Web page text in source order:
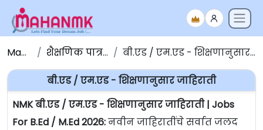
Maha NMK शैक्षणिक पात्रतेनुसार जाहिराती बी.एड / एम.एड - शिक्षणानुसार जाहिराती | Jobs For B.Ed / M.Ed
बी.एड / एम.एड - शिक्षणानुसार जाहिराती
NMK बी.एड / एम.एड - शिक्षणानुसार जाहिराती | Jobs
For B.Ed / M.Ed 2026:नवीन जाहिरातींचे सर्वात जलद